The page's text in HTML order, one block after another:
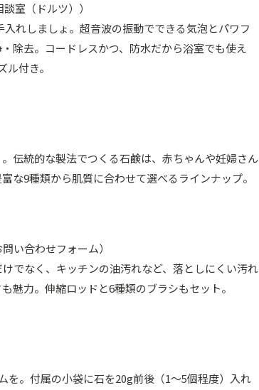
室（ドルツ））
れしましょ。超音波の振動でできる気泡とパワフ
除去。コードレスかつ、防水だから浴室でも使え
付き。
伝統的な製法でつくる石鹸は、赤ちゃんや妊婦さん
な9種類から肌質に合わせて選べるラインナップ。
い合わせフォーム）
でなく、キッチンの油汚れなど、落としにくい汚れ
魅力。伸縮ロッドと6種類のブラシもセット。
を。付属の小袋に石を20g前後（1〜5個程度）入れ